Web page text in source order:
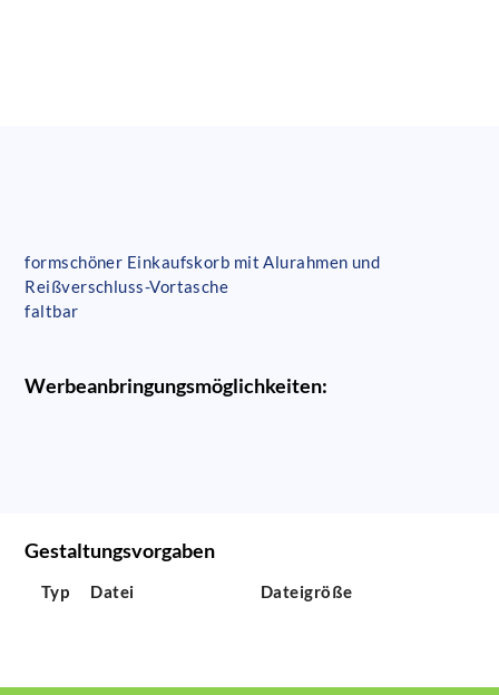
formschöner Einkaufskorb mit Alurahmen und
Reißverschluss-Vortasche
faltbar
Werbeanbringungsmöglichkeiten:
Gestaltungsvorgaben
Typ Datei Dateigröße